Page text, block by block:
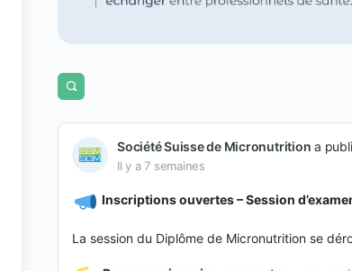
Open
filters
Société Suisse de Micronutrition a
Il y a 7 semaines
Inscriptions ouvertes – Session
La session du Diplôme de Micronutrition se